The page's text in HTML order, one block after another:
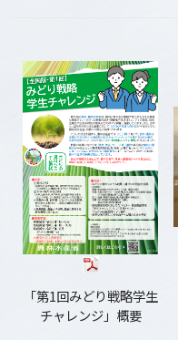
「第1回みどり戦略学生
チャレンジ」概要